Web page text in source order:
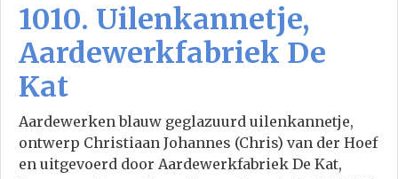
1010. Uilenkannetje,
Aardewerkfabriek De
Kat
Aardewerken blauw geglazuurd uilenkannetje,
ontwerp Christiaan Johannes (Chris) van der Hoef
en uitgevoerd door Aardewerkfabriek De Kat,